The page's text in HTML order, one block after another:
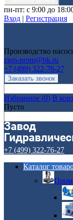
пн-пт: с 9:00 до
Вход | Регистрация
Производство
zgm-prom@bk.ru
+7 (499) 322-76-27
Избранное (0) В
Пусто
+7 (499) 322-76-27
Каталог